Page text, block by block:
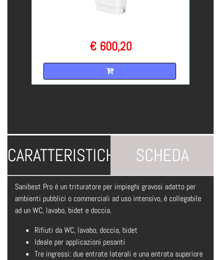
€ 600,20
CARATTERISTICHE
SCHEDA
TECNICA
Sanibest Pro è un trituratore per impieghi gravosi adatto per
ambienti pubblici o commerciali ad uso intensivo, è collegabile
ad un WC, lavabo, bidet e doccia.
Rifiuti da WC, lavabo, doccia, bidet
Ideale per applicazioni pesanti
Tre ingressi: due entrate laterali e una entrata superiore